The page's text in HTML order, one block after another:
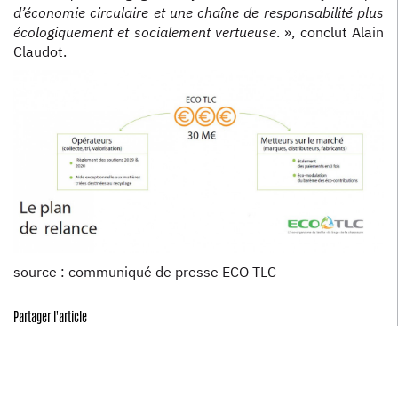
d’économie circulaire et une chaîne de responsabilité plus
écologiquement et socialement vertueuse. », conclut Alain
Claudot.
source : communiqué de presse ECO TLC
Partager l'article